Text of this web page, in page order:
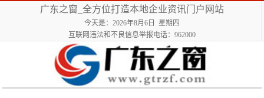
广东之窗_全方位打造本地企业资讯门户网站
今天是：2026年8月6日 星期四
互联网违法和不良信息举报电话：962000